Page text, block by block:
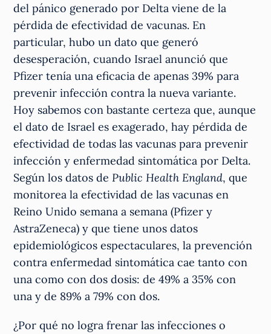
del pánico generado por Delta viene de la
pérdida de efectividad de vacunas. En
particular, hubo un dato que generó
desesperación, cuando Israel anunció que
Pfizer tenía una eficacia de apenas 39% para
prevenir infección contra la nueva variante.
Hoy sabemos con bastante certeza que, aunque
el dato de Israel es exagerado, hay pérdida de
efectividad de todas las vacunas para prevenir
infección y enfermedad sintomática por Delta.
Según los datos dePublic Health England, que
monitorea la efectividad de las vacunas en
Reino Unido semana a semana (Pfizer y
AstraZeneca) y que tiene unos datos
epidemiológicos espectaculares, la prevención
contra enfermedad sintomática cae tanto con
una como con dos dosis: de 49% a 35% con
una y de 89% a 79% con dos.
¿Por qué no logra frenar las infecciones o